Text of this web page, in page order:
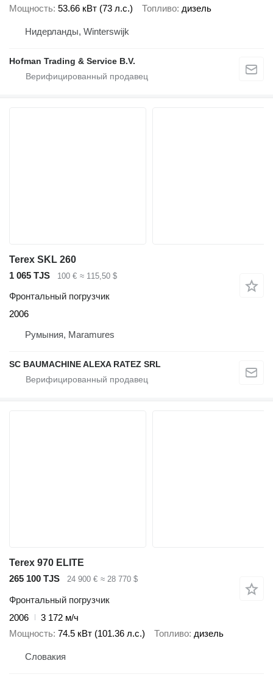
Мощность 53.66 кВт (73 л.с.) Топливо дизель
Нидерланды, Winterswijk
Hofman Trading & Service B.V.
Terex SKL 260
1 065 TJS
100 € ≈ 115,50 $
Фронтальный погрузчик
2006
Румыния, Maramures
SC BAUMACHINE ALEXA RATEZ SRL
Terex 970 ELITE
265 100 TJS
24 900 € ≈ 28 770 $
Фронтальный погрузчик
2006
3 172 м/ч
Мощность 74.5 кВт (101.36 л.с.) Топливо дизель
Словакия